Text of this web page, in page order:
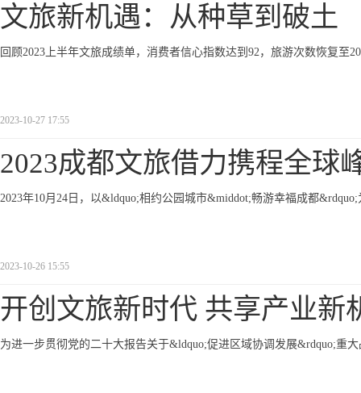
文旅新机遇：从种草到破土
回顾2023上半年文旅成绩单，消费者信心指数达到92，旅游次数恢复至
2023-10-27 17:55
2023成都文旅借力携程全球
2023年10月24日，以&ldquo;相约公园城市&middot;畅游幸福成都
2023-10-26 15:55
开创文旅新时代 共享产业新
为进一步贯彻党的二十大报告关于&ldquo;促进区域协调发展&rdquo;重